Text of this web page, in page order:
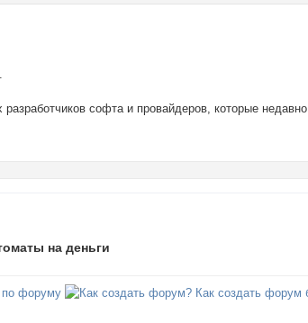
софта и провайдеров, которые недавно
на деньги
форуму